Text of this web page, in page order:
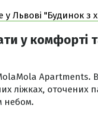
у Львові "Будинок з
у комфорті
Apartments.
ліжках, оточених
небом.